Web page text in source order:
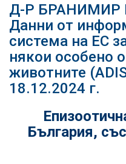
Д-Р БРАНИМИР
Данни от
система на ЕС
някои особено
животните
18.12.2024 г.
България,